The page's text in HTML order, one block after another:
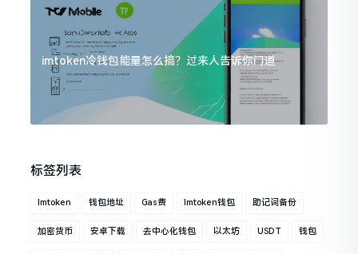
imtoken冷钱包能量怎么搞？过来人告诉你门道
标签列表
Imtoken 钱包地址 Gas费 Imtoken钱包 助记词备份
加密货币 安卓下载 去中心化钱包 以太坊 USDT 钱包